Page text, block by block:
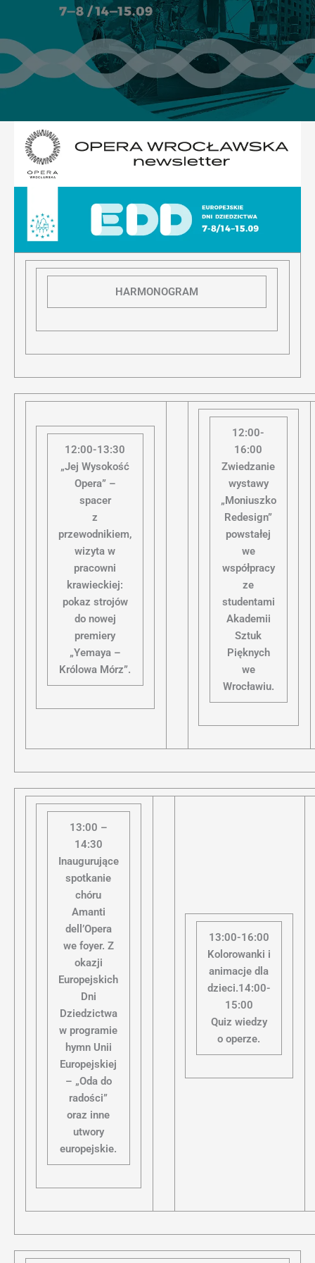
HARMONOGRAM
12:00-13:30
„Jej Wysokość
Opera” –
spacer
z
przewodnikiem,
wizyta w
pracowni
krawieckiej:
pokaz strojów
do nowej
premiery
„Yemaya –
Królowa Mórz”.
12:00-
16:00
Zwiedzanie
wystawy
„Moniuszko
Redesign”
powstałej
we
współpracy
ze
studentami
Akademii
Sztuk
Pięknych
we
Wrocławiu.
13:00 –
14:30
Inaugurujące
spotkanie
chóru
Amanti
dell’Opera
we foyer. Z
okazji
Europejskich
Dni
Dziedzictwa
w programie
hymn Unii
Europejskiej
– „Oda do
radości”
oraz inne
utwory
europejskie.
13:00-16:00
Kolorowanki i
animacje dla
dzieci.14:00-
15:00
Quiz wiedzy
o operze.